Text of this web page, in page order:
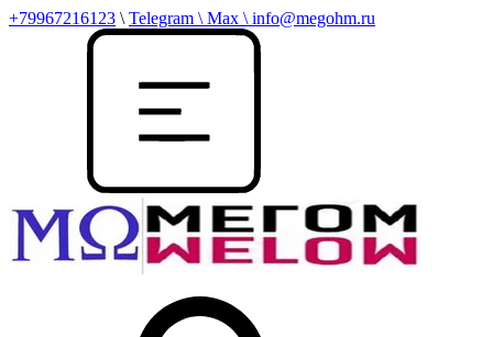
+79967216123 \ Telegram \ Max \ info@megohm.ru